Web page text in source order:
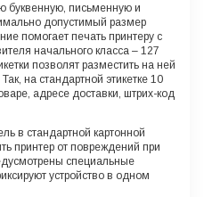
буквенную, письменную и
допустимый размер
помогает печать принтеру с
начального класса – 127
позволят разместить на ней
на стандартной этикетке 10
адресе доставки, штрих-код
в стандартной картонной
принтер от повреждений при
специальные
устройство в одном